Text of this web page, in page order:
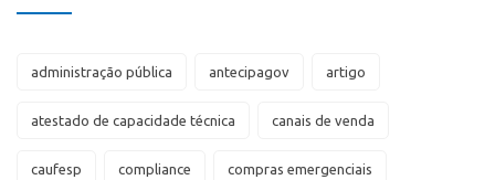
administração pública antecipagov artigo
atestado de capacidade técnica canais de venda
caufesp compliance compras emergenciais